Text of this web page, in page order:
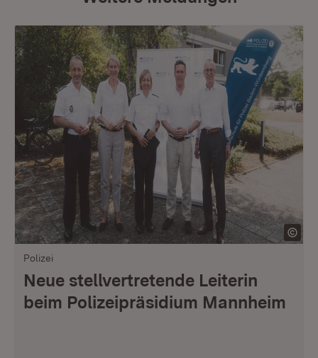
Polizei
Neue stellvertretende Leiterin
beim Polizeipräsidium Mannheim